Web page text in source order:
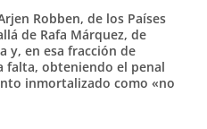
Robben, de los Países
de Rafa Márquez, de
y, en esa fracción de
falta, obteniendo el penal
inmortalizado como «no